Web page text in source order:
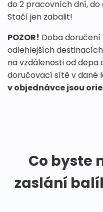
do 2 pracovních dní, do
Stačí jen zabalit!
POZOR! Doba
odlehlejších
na vzdálenosti od
doručovací sítě v dané
v objednávce jsou
Co byste
zaslání